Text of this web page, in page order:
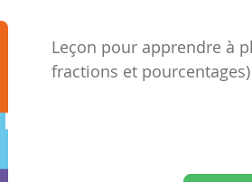
Leçon pour apprendre à
fractions et